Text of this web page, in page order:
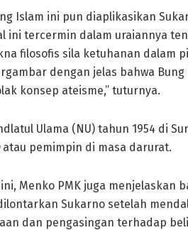
Islam ini pun diaplikasikan
ini tercermin dalam uraiannya
filosofis sila ketuhanan dalam
dengan jelas bahwa
konsep ateisme,” tuturnya.
Ulama (NU) tahun 1954 di
atau pemimpin di masa darurat.
Menko PMK juga menjelaskan
Sukarno setelah
dan pengasingan terhadap